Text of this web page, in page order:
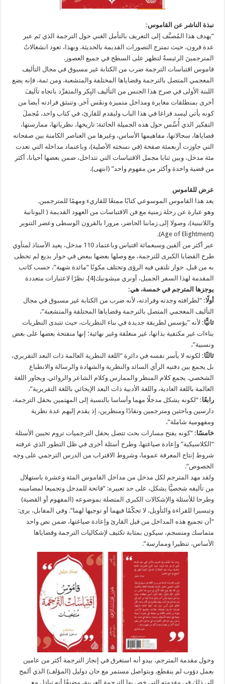
نبذة الناشر عن القاموس:
“يهدف هذا المُصنَّف إلى التعريف بالتأمل الغني حول الترجمة الذي تَم عبر
عدة قرون، حيث تمتزج التصورات القديمة بالحديثة. وبهذا، تعود انشغالاتُ
المترجمينَ الرئيسةُ لتظهر على السطح في جميع العصور.
قاموس اقتباسات الترجمة ضرب من الكتابة غير مسبوق في مجال التأليف
المعجمي المتصل بالترجمة وقضاياها المختلفة والمتشعبة. ومن ثمة، فإنه يضع
اللبنة الأولى في صرح هذا الجنس من التأليف البِكر والمتفرِّد باتجاه تآليفَ
أخرى بمنطلقات مغايرة ومداخل متميزة ونفَس آخر. وتنبثق فرادته أيضا من
كونه يأتي ليسد فراغا في هذا الباب وليقدم للقارئ، في كتاب واحد، مُجملَ
التفكير الذي أُسِّس حول هذه الجميلة الخائنة: تاريخها، نظرياتها، ممارستها،
قضاياها، سجالاتها، مفاهيمها الأساس، وغيرها من العناصر الكامنة بين صفحاته
التي جاوزت أربعمئة صفحة (في نسخته الأصلية)، وباعتماد مداخله التي تعدت
مئة مدخل، وبين ثنايا مجمل الاقتباسات التي تتداخل، ضمن بعضها أحيانا، أكثر
من قضية واحدة وأكثر من مفهوم واحد” (انتهى).
عرض للقاموس
يعد هذا القاموس الموسوعي كتابًا ممتعًا للقاريء ومهمًا للمترجمين.
وهو عبارة عن رحلة زمنية مع فن الاقتباسات من العهود القديمة ( اليونانية
واللاتينية)، وصولا إلى زماننا الحاضر، مرورا بالقرون الوسطى وعصر التنوير
(Age of Elightment).
عبر أكثر من ألفين وسبعمائة اقتباس وباعتماد 110 مدخل، يعيد الأستاذ لمتأوي
طرح القضايا الكبرى للترجمة، مع وصلها بعضها ببعض في حوار بديع لم تحظى
به من قبل. حوار تلتقي فيه الرؤى وتختلف مكونًا “مائدة شهية”، حسب كاتب
المقدمة لهذا السفر الجميل، أونري ميشونيك[4]، نظرًا لاعتبارات متعددة
يوجزها المترجم في خمسة، هي:
أولًا: “لطرافته وجدته وفرادته، لأنه ضرب من الكتابة غير مسبوق في مجال
التأليف المعجمي المتصل بالترجمة وقضاياها المختلفة والمتشعبة”،
ثانيًّا: لأنه ”يؤسس لطريقة جديدة في بناء النظريات، حيث تتبدى النظريات
بناءات غير مكتفية بذاتها، غير منغلقة وغير نهائية؛ إنها منفتحة بعضها على بعض
ونسبية”،
ثالثًا: لكونه لا يأسر نفسه في دائرة “اللغة النظرية العالمة ذات البعد التقريري،
بل يجمع بين دفتيه الرأي السائد والنظرية والشهادة والرسالة والانطباع
الشخصي. يجمع كلام المنظر والممارس وكلام الشاعر والروائي. ويجاور اللغة
العالمة باللغة العادية، واللغة الأدبية ذات البعد الإيحائي باللغة التقريرية”،
رابعًا: “لكونه يشكل مدخلًا مهما وأساسا بالنسبة إلى المهتمين بحقل الترجمة،
دارسين وباحثين ومترجمين ونقادًا ومنظرين، إذ يقدم إليهم عدة نظرية
ومفهومية شاملة”،
خامسًا: “كونه يفتح مسارات بحث تتصل بحقل الترجميات تروم تحيين الأسئلة
“الكلاسيكية” وإعادة صياغتها، وطرح أسئلة أخرى في ظل التطور الذي عرفته
شروط إنتاج المعرفة عموما، وشروط الاقتراب من الدرس الترجمي على وجه
الخصوص”.
ولقد مهد المترجم لكل مدخل من مداخل القاموس المئة وعشرة باستهلال
من تأليفه شخصيًّا يشكل، على حد تعبيره: “فاتحة للمدخل وتجميعا لمضامينه
وطرحا للأسئلة والإشكالات الكبرى المتصلة بموضوعه (المفهوم أو القضية)
وتيسيرا للقراءة والتأويل، لا تحكّمًا فيهما أو توجيها لهما”. وفي المقابل، يرى:
“أن تجميع هذه المداخل من قبل القارئ وإعادة صياغتها، ضمن نص واحد
متماسك ومنسجم، سيكون بمثابة تكثيف لإشكاليات الترجمة وقضاياها
الأساس، تنظيرا وممارسة”.
وحول مقدمة المترجم، بيدو أنه استغرق في إنجاز الترجمة أكثر من عامين
بعمل دؤوب لم ينقطع، وبتواصل مستمر مع جان دوليل (المؤلف) الذي ألمح
إلى ذلك في مقدمته التي خص بها الترجمة العربية، مضيفًا أنه تبادل مع